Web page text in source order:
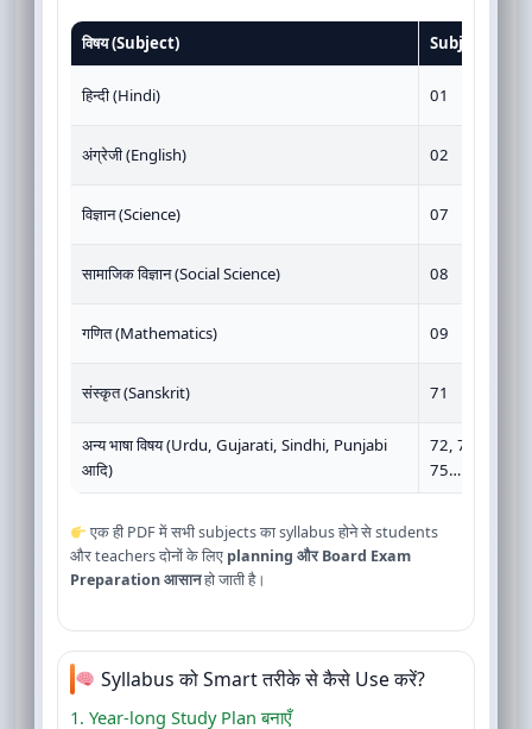
विषय (Subject) Subject Code
हिन्दी (Hindi) 01
अंग्रेजी (English) 02
विज्ञान (Science) 07
सामाजिक विज्ञान (Social Science) 08
गणित (Mathematics) 09
संस्कृत (Sanskrit) 71
अन्य भाषा विषय (Urdu, Gujarati, Sindhi, Punjabi
आदि)
72, 73, 74,
75…
एक ही PDF में सभी subjects का syllabus होने से students
और teachers दोनों के लिए planning और Board Exam
Preparation आसानहो जाती है।
Syllabus को Smart तरीके से कैसे Use करें?
1. Year-long Study Plan बनाएँ